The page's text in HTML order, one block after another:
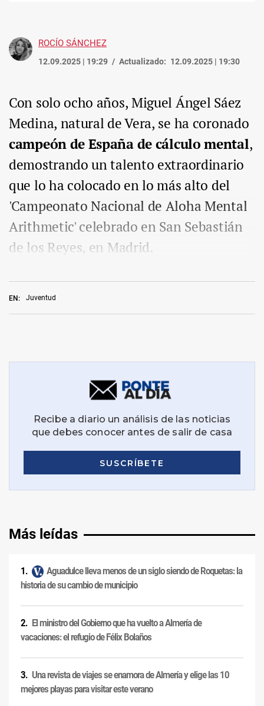
ROCÍO SÁNCHEZ
12.09.2025 | 19:29 Actualizado: 12.09.2025 | 19:30
EN: Juventud
Con solo ocho años, Miguel Ángel Sáez
Medina, natural de Vera, se ha coronado
campeón de España de cálculo mental,
demostrando un talento extraordinario
que lo ha colocado en lo más alto del
'Campeonato Nacional de Aloha Mental
Arithmetic' celebrado en San Sebastián
de los Reyes, en Madrid.
Más leídas
Aguadulce lleva menos de un siglo siendo de Roquetas: la
historia de su cambio de municipio
El ministro del Gobierno que ha vuelto a Almería de
vacaciones: el refugio de Félix Bolaños
Una revista de viajes se enamora de Almería y elige las 10
mejores playas para visitar este verano